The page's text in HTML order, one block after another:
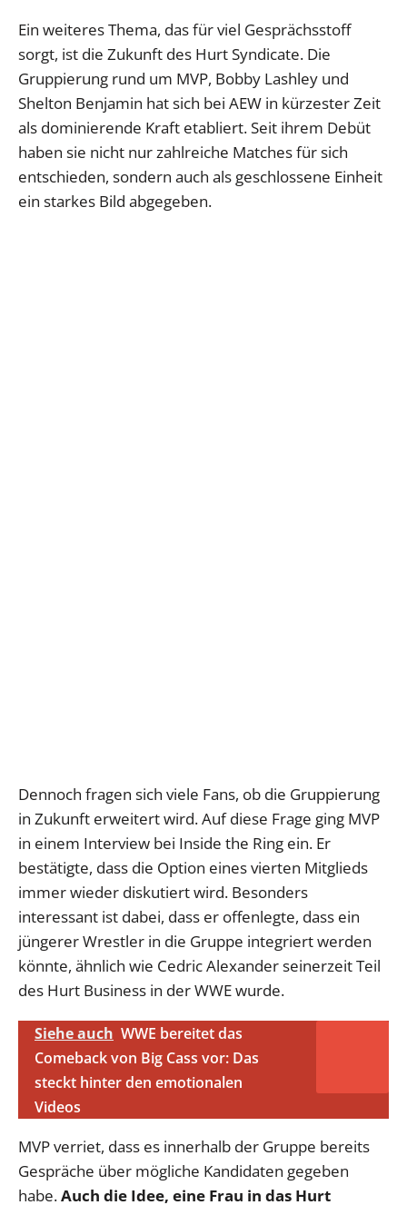
Ein weiteres Thema, das für viel Gesprächsstoff
sorgt, ist die Zukunft des Hurt Syndicate. Die
Gruppierung rund um MVP, Bobby Lashley und
Shelton Benjamin hat sich bei AEW in kürzester Zeit
als dominierende Kraft etabliert. Seit ihrem Debüt
haben sie nicht nur zahlreiche Matches für sich
entschieden, sondern auch als geschlossene Einheit
ein starkes Bild abgegeben.
Dennoch fragen sich viele Fans, ob die Gruppierung
in Zukunft erweitert wird. Auf diese Frage ging MVP
in einem Interview bei Inside the Ring ein. Er
bestätigte, dass die Option eines vierten Mitglieds
immer wieder diskutiert wird. Besonders
interessant ist dabei, dass er offenlegte, dass ein
jüngerer Wrestler in die Gruppe integriert werden
könnte, ähnlich wie Cedric Alexander seinerzeit Teil
des Hurt Business in der WWE wurde.
Siehe auch WWE bereitet das
Comeback von Big Cass vor: Das
steckt hinter den emotionalen
Videos
MVP verriet, dass es innerhalb der Gruppe bereits
Gespräche über mögliche Kandidaten gegeben
habe.Auch die Idee, eine Frau in das Hurt